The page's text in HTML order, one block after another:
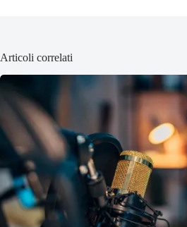
Articoli correlati